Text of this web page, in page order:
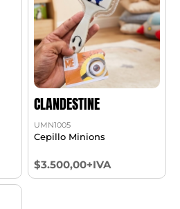
CLANDESTINE
UMN1005
Cepillo Minions
$3.500,00+IVA